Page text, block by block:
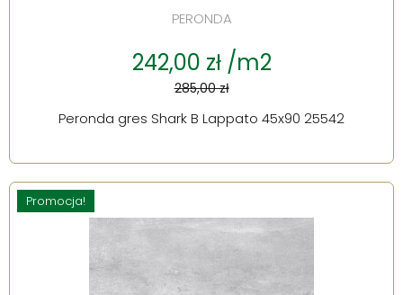
PERONDA
242,00 zł /m2
285,00 zł
Peronda gres Shark B Lappato 45x90 25542
Promocja!